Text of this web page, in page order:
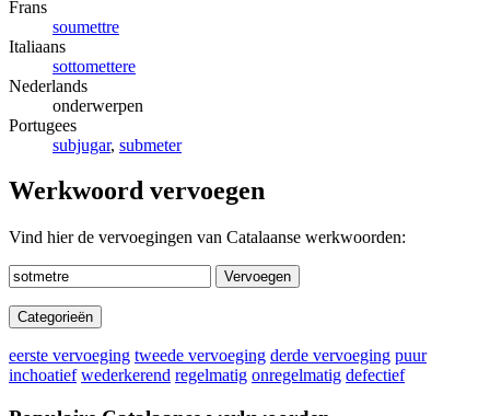
Frans
soumettre
Italiaans
sottomettere
Nederlands
onderwerpen
Portugees
subjugar, submeter
Werkwoord vervoegen
Vind hier de vervoegingen van Catalaanse werkwoorden:
Vervoegen
Categorieën
eerste vervoeging tweede vervoeging derde vervoeging puur
inchoatief wederkerend regelmatig onregelmatig defectief